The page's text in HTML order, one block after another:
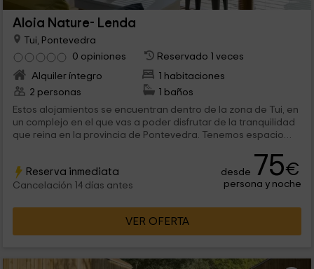
Aloia Nature- Lenda
Tui, Pontevedra
0 opiniones
Reservado 1 veces
Alquiler íntegro
1 habitaciones
2 personas
1 baños
Estos alojamientos se encuentran dentro de la zona de Tui, en
un complejo en el que vas a poder disfrutar de la tranquilidad
que reina en la provincia de Pontevedra. Tenemos espacio
chimenea y terraza. ¡Te esperamos con las puertas abiertas!
Reserva inmediata
Cancelación 14 días antes
desde 75€
persona y noche
VER OFERTA